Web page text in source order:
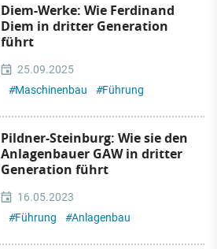
Diem-Werke: Wie Ferdinand
Diem in dritter Generation
führt
25.09.2025
#Maschinenbau #Führung
Pildner-Steinburg: Wie sie den
Anlagenbauer GAW in dritter
Generation führt
16.05.2023
#Führung #Anlagenbau